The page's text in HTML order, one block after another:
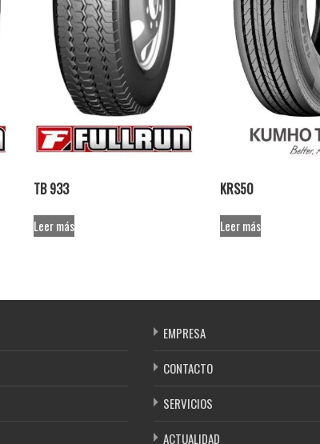
TB 933
Leer más
KRS50
Leer más
EMPRESA
CONTACTO
SERVICIOS
ACTUALIDAD